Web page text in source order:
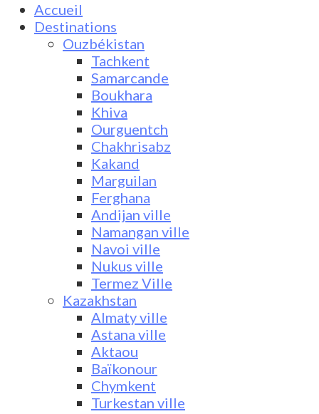
Accueil
Destinations
Ouzbékistan
Tachkent
Samarcande
Boukhara
Khiva
Ourguentch
Chakhrisabz
Kakand
Marguilan
Ferghana
Andijan ville
Namangan ville
Navoi ville
Nukus ville
Termez Ville
Kazakhstan
Almaty ville
Astana ville
Aktaou
Baïkonour
Chymkent
Turkestan ville